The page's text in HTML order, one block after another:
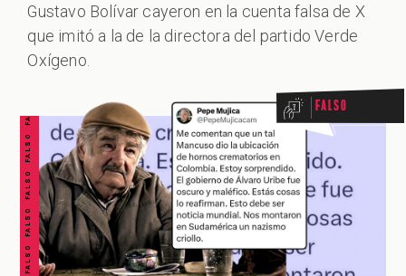
Gustavo Bolívar cayeron en la cuenta falsa de X
que imitó a la de la directora del partido Verde
Oxígeno.
FALSO FALSO FALSO FALSO FALSO FALSO FALSO Falso